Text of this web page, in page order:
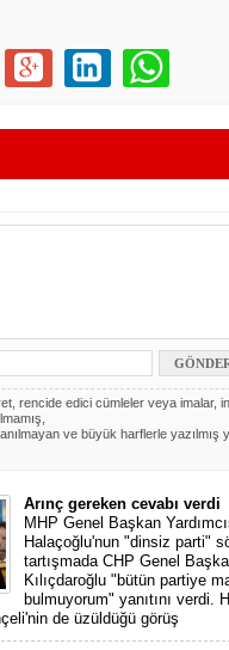
rencide edici cümleler veya imalar,
ve büyük harflerle yazılmış
Arınç gereken cevabı verdi
MHP Genel Başkan
Halaçoğlu'nun "dinsiz parti"
tartışmada CHP Genel
Kılıçdaroğlu "bütün partiye
bulmuyorum" yanıtını verdi.
de üzüldüğü görüş